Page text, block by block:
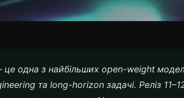
це одна з найбільших open-weight
та long-horizon задачі. Реліз